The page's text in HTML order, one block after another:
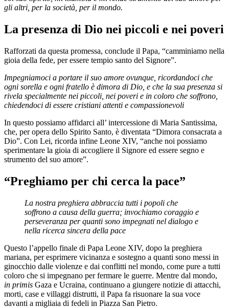
gli altri, per la società, per il mondo.
La presenza di Dio nei piccoli e nei poveri
Rafforzati da questa promessa, conclude il Papa, “camminiamo nella
gioia della fede, per essere tempio santo del Signore”.
Impegniamoci a portare il suo amore ovunque, ricordandoci che
ogni sorella e ogni fratello è dimora di Dio, e che la sua presenza si
rivela specialmente nei piccoli, nei poveri e in coloro che soffrono,
chiedendoci di essere cristiani attenti e compassionevoli
In questo possiamo affidarci all’ intercessione di Maria Santissima,
che, per opera dello Spirito Santo, è diventata “Dimora consacrata a
Dio”. Con Lei, ricorda infine Leone XIV, “anche noi possiamo
sperimentare la gioia di accogliere il Signore ed essere segno e
strumento del suo amore”.
“Preghiamo per chi cerca la pace”
La nostra preghiera abbraccia tutti i popoli che
soffrono a causa della guerra; invochiamo coraggio e
perseveranza per quanti sono impegnati nel dialogo e
nella ricerca sincera della pace
Questo l’appello finale di Papa Leone XIV, dopo la preghiera
mariana, per esprimere vicinanza e sostegno a quanti sono messi in
ginocchio dalle violenze e dai conflitti nel mondo, come pure a tutti
coloro che si impegnano per fermare le guerre. Mentre dal mondo,
in primis Gaza e Ucraina, continuano a giungere notizie di attacchi,
morti, case e villaggi distrutti, il Papa fa risuonare la sua voce
davanti a migliaia di fedeli in Piazza San Pietro.